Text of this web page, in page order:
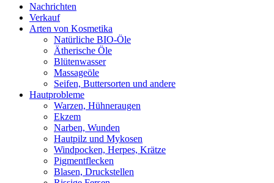
Nachrichten
Verkauf
Arten von Kosmetika
Natürliche BIO-Öle
Ätherische Öle
Blütenwasser
Massageöle
Seifen, Buttersorten und andere
Hautprobleme
Warzen, Hühneraugen
Ekzem
Narben, Wunden
Hautpilz und Mykosen
Windpocken, Herpes, Krätze
Pigmentflecken
Blasen, Druckstellen